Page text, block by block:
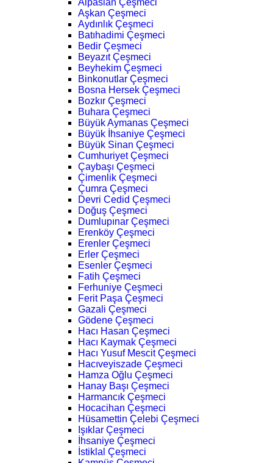
Alpaslan Çeşmeci
Aşkan Çeşmeci
Aydınlık Çeşmeci
Batıhadimi Çeşmeci
Bedir Çeşmeci
Beyazıt Çeşmeci
Beyhekim Çeşmeci
Binkonutlar Çeşmeci
Bosna Hersek Çeşmeci
Bozkır Çeşmeci
Buhara Çeşmeci
Büyük Aymanas Çeşmeci
Büyük İhsaniye Çeşmeci
Büyük Sinan Çeşmeci
Cumhuriyet Çeşmeci
Çaybaşı Çeşmeci
Çimenlik Çeşmeci
Çumra Çeşmeci
Devri Cedid Çeşmeci
Doğuş Çeşmeci
Dumlupınar Çeşmeci
Erenköy Çeşmeci
Erenler Çeşmeci
Erler Çeşmeci
Esenler Çeşmeci
Fatih Çeşmeci
Ferhuniye Çeşmeci
Ferit Paşa Çeşmeci
Gazali Çeşmeci
Gödene Çeşmeci
Hacı Hasan Çeşmeci
Hacı Kaymak Çeşmeci
Hacı Yusuf Mescit Çeşmeci
Hacıveyiszade Çeşmeci
Hamza Oğlu Çeşmeci
Hanay Başı Çeşmeci
Harmancık Çeşmeci
Hocacihan Çeşmeci
Hüsamettin Çelebi Çeşmeci
Işıklar Çeşmeci
İhsaniye Çeşmeci
İstiklal Çeşmeci